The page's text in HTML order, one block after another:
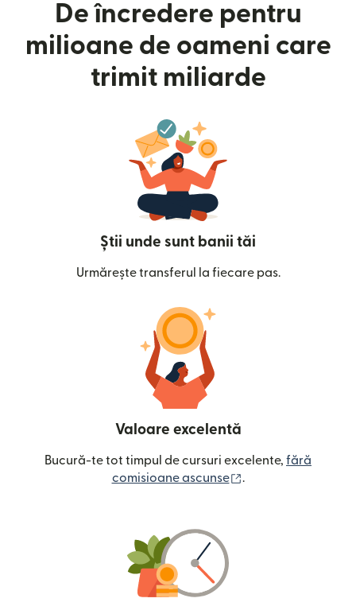
De încredere pentru
milioane de oameni care
trimit miliarde
Știi unde sunt banii tăi
Urmărește transferul la fiecare pas.
Valoare excelentă
Bucură-te tot timpul de cursuri excelente, fără
comisioane ascunse
.